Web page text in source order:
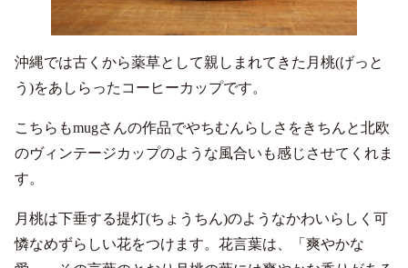
沖縄では古くから薬草として親しまれてきた月桃(げっと
う)をあしらったコーヒーカップです。
こちらもmugさんの作品でやちむんらしさをきちんと北欧
のヴィンテージカップのような風合いも感じさせてくれま
す。
月桃は下垂する提灯(ちょうちん)のようなかわいらしく可
憐なめずらしい花をつけます。花言葉は、「爽やかな